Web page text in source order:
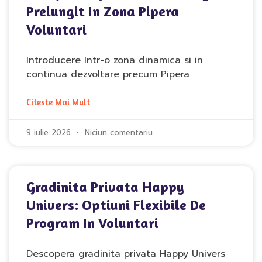
Prelungit In Zona Pipera
Voluntari
Introducere Intr-o zona dinamica si in
continua dezvoltare precum Pipera
Citeste Mai Mult
9 iulie 2026 Niciun comentariu
Gradinita Privata Happy
Univers: Optiuni Flexibile De
Program In Voluntari
Descopera gradinita privata Happy Univers